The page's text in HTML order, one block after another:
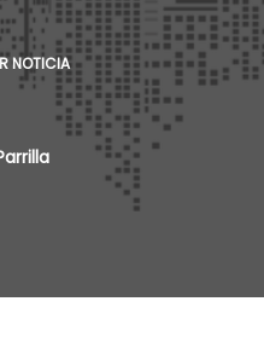
NOTICIA